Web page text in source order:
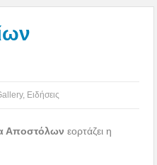
, Ειδήσεις
Αποστόλων εορτάζει η